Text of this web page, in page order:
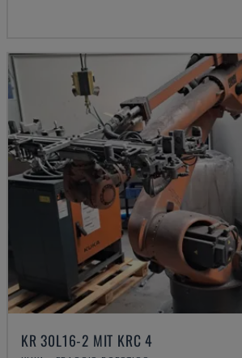
KR 30L16-2 MIT KRC 4